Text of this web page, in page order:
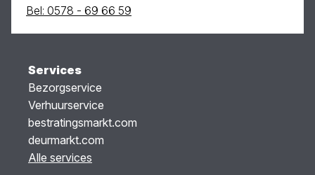
Bel: 0578 - 69 66 59
Services
Bezorgservice
Verhuurservice
bestratingsmarkt.com
deurmarkt.com
Alle services